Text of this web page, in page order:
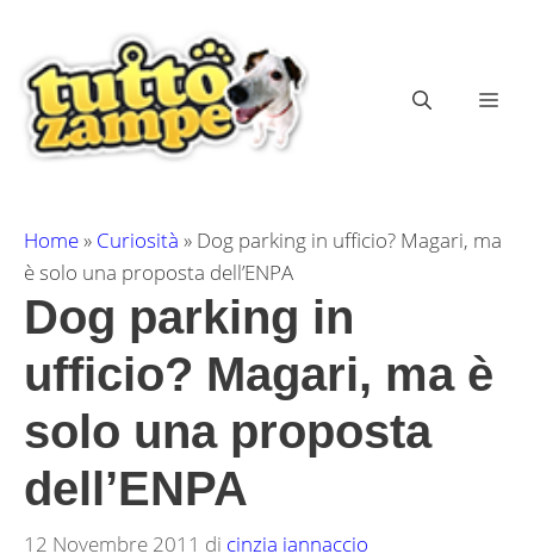
contenuto
Home» Curiosità » Dog parking in ufficio? Magari, ma
è solo una proposta dell’ENPA
Dog parking in
ufficio? Magari, ma è
solo una proposta
dell’ENPA
12 Novembre 2011 di cinzia iannaccio